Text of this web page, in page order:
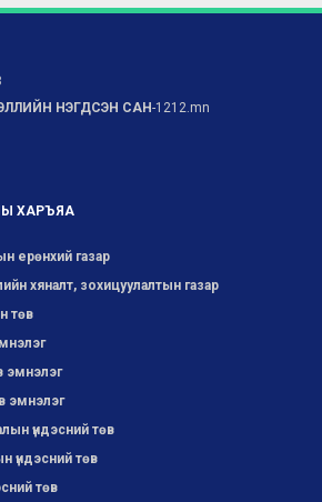
НЭГДСЭН САН-1212.mn
ХАРЪЯА
ерөнхий газар
хяналт, зохицуулалтын газар
төв
эмнэлэг
эмнэлэг
үндэсний төв
үндэсний төв
төв